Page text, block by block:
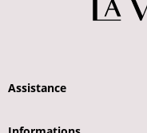
Assistance